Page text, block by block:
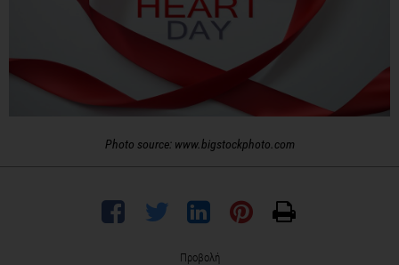
Photo source: www.bigstockphoto.com
Προβολή